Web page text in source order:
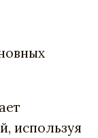
используя